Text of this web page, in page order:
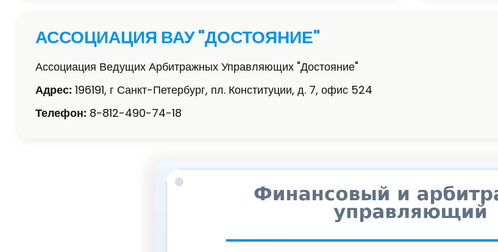
АССОЦИАЦИЯ ВАУ "ДОСТОЯНИЕ"
Ассоциация Ведущих Арбитражных Управляющих "Достояние"
Адрес: 196191, г Санкт-Петербург, пл. Конституции, д. 7, офис 524
Телефон: 8-812-490-74-18